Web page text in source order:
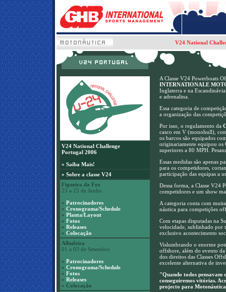
V24 National
V24 National Challenge
Portugal 2006
» Saiba Mais!
» Sobre a classe V24
Figueira da Foz
23 a 25 de Junho
» Patrocinadores
» Cronograma/Schedule
» Planta/Layout
» Fotos
» Releases
» Colocação
Albufeira
01 a 03 de Setembro
» Patrocinadores
» Cronograma/Schedule
» Fotos
» Releases
» Colocação
A Classe V24 Powerboats
INTERNATIONALE
Inglaterra e na
e adrenalina.
Essa categoria de
a organização das
Por isso, o regulamento da
casco em V (monohull),
os barcos são equipados
originariamente equipou os
superiores a 80 MPH.
Essas medidas são apenas
para os competidores,
participação das equipas a
Dessa forma, a Classe V24
competidores e um show
A categoria conta com
náutica para competições
Com etapas disputadas na
velocidade, sublinhado por
exclusivo acontecimento
Vislumbrando o enorme
offshore, além do evento
dos direitos das Classes
excelente alternativa de
"Quando todos pensavam
conseguiremos vitórias.
projecto para